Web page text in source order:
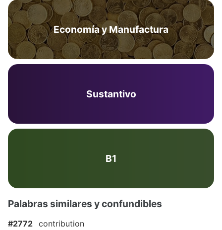
Economía y Manufactura
Sustantivo
B1
Palabras similares y confundibles
#2772 contribution